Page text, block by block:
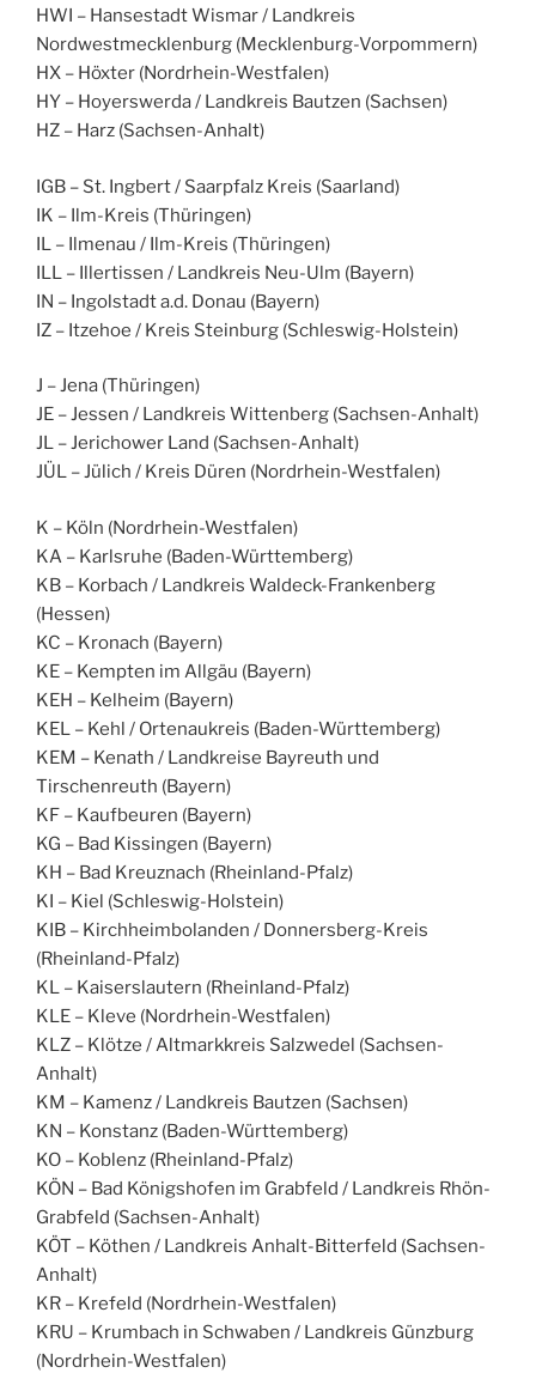
HWI – Hansestadt Wismar / Landkreis
Nordwestmecklenburg (Mecklenburg-Vorpommern)
HX – Höxter (Nordrhein-Westfalen)
HY – Hoyerswerda / Landkreis Bautzen (Sachsen)
HZ – Harz (Sachsen-Anhalt)
IGB – St. Ingbert / Saarpfalz Kreis (Saarland)
IK – Ilm-Kreis (Thüringen)
IL – Ilmenau / Ilm-Kreis (Thüringen)
ILL – Illertissen / Landkreis Neu-Ulm (Bayern)
IN – Ingolstadt a.d. Donau (Bayern)
IZ – Itzehoe / Kreis Steinburg (Schleswig-Holstein)
J – Jena (Thüringen)
JE – Jessen / Landkreis Wittenberg (Sachsen-Anhalt)
JL – Jerichower Land (Sachsen-Anhalt)
JÜL – Jülich / Kreis Düren (Nordrhein-Westfalen)
K – Köln (Nordrhein-Westfalen)
KA – Karlsruhe (Baden-Württemberg)
KB – Korbach / Landkreis Waldeck-Frankenberg
(Hessen)
KC – Kronach (Bayern)
KE – Kempten im Allgäu (Bayern)
KEH – Kelheim (Bayern)
KEL – Kehl / Ortenaukreis (Baden-Württemberg)
KEM – Kenath / Landkreise Bayreuth und
Tirschenreuth (Bayern)
KF – Kaufbeuren (Bayern)
KG – Bad Kissingen (Bayern)
KH – Bad Kreuznach (Rheinland-Pfalz)
KI – Kiel (Schleswig-Holstein)
KIB – Kirchheimbolanden / Donnersberg-Kreis
(Rheinland-Pfalz)
KL – Kaiserslautern (Rheinland-Pfalz)
KLE – Kleve (Nordrhein-Westfalen)
KLZ – Klötze / Altmarkkreis Salzwedel (Sachsen-
Anhalt)
KM – Kamenz / Landkreis Bautzen (Sachsen)
KN – Konstanz (Baden-Württemberg)
KO – Koblenz (Rheinland-Pfalz)
KÖN – Bad Königshofen im Grabfeld / Landkreis Rhön-
Grabfeld (Sachsen-Anhalt)
KÖT – Köthen / Landkreis Anhalt-Bitterfeld (Sachsen-
Anhalt)
KR – Krefeld (Nordrhein-Westfalen)
KRU – Krumbach in Schwaben / Landkreis Günzburg
(Nordrhein-Westfalen)